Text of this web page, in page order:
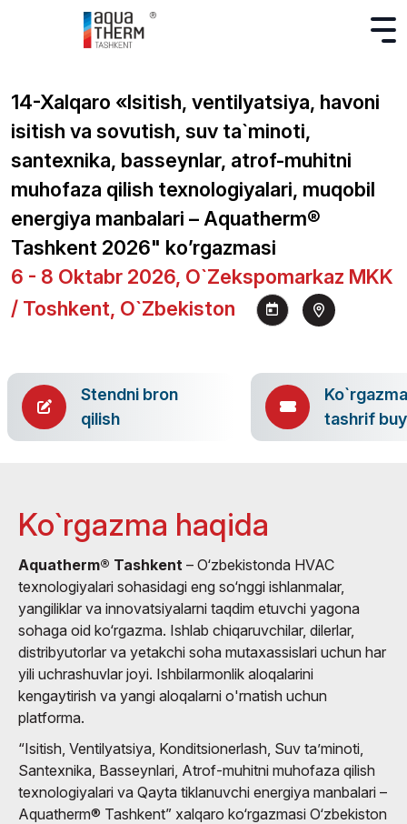
14-Xalqaro «Isitish, ventilyatsiya, havoni
isitish va sovutish, suv ta`minoti,
santexnika, basseynlar, atrof-muhitni
muhofaza qilish texnologiyalari, muqobil
energiya manbalari – Aquatherm®
Tashkent 2026" ko’rgazmasi
6 - 8 Oktabr 2026, O`zekspomarkaz MKK
/ Toshkent, O`zbekiston
Stendni bron
qilish
tashrif
Ko`rgazma haqida
Aquatherm® Tashkent – O‘zbekistonda HVAC
texnologiyalari sohasidagi eng so‘nggi ishlanmalar,
yangiliklar va innovatsiyalarni taqdim etuvchi yagona
sohaga oid ko‘rgazma. Ishlab chiqaruvchilar, dilerlar,
distribyutorlar va yetakchi soha mutaxassislari uchun har
yili uchrashuvlar joyi. Ishbilarmonlik aloqalarini
kengaytirish va yangi aloqalarni o'rnatish uchun
platforma.
“Isitish, Ventilyatsiya, Konditsionerlash, Suv ta’minoti,
Santexnika, Basseynlari, Atrof-muhitni muhofaza qilish
texnologiyalari va Qayta tiklanuvchi energiya manbalari –
Aquatherm® Tashkent” xalqaro ko‘rgazmasi O‘zbekiston